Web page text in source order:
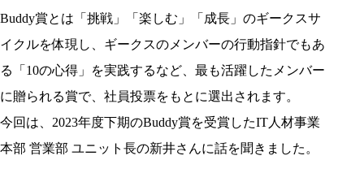
Buddy賞とは「挑戦」「楽しむ」「成長」のギークスサ
イクルを体現し、ギークスのメンバーの行動指針でもあ
る「10の心得」を実践するなど、最も活躍したメンバー
に贈られる賞で、社員投票をもとに選出されます。
今回は、2023年度下期のBuddy賞を受賞したIT人材事業
本部 営業部 ユニット長の新井さんに話を聞きました。